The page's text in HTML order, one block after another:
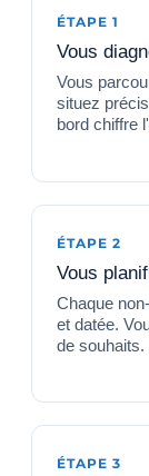
ÉTAPE 1
Vous
Vous
situez
bord chiffre
ÉTAPE 2
Vous
Chaque
et datée.
de souhaits.
ÉTAPE 3